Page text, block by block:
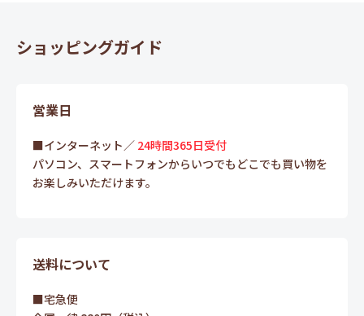
ショッピングガイド
営業日
■インターネット／ 24時間365日受付
パソコン、スマートフォンからいつでもどこでも買い物を
お楽しみいただけます。
送料について
■宅急便